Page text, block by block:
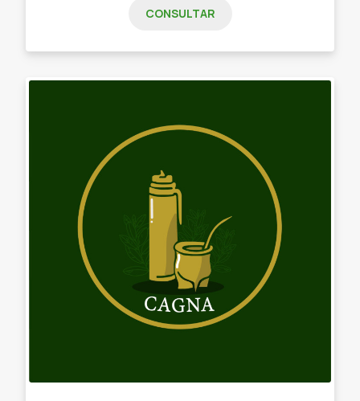
CONSULTAR